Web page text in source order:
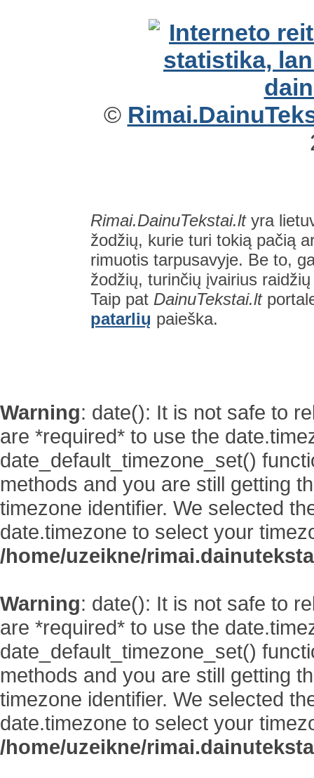
©
Rimai.DainuTekstai.ltyra
žodžių, kurie turi tokią pačią
rimuotis tarpusavyje. Be to,
žodžių, turinčių įvairius
Taip pat DainuTekstai.lt
patarlių paieška.
Warning: date(): It is not safe to
are *required* to use the
date_default_timezone_set()
methods and you are still getting
timezone identifier. We selected
date.timezone to select your
/home/uzeikne/
Warning: date(): It is not safe to
are *required* to use the
date_default_timezone_set()
methods and you are still getting
timezone identifier. We selected
date.timezone to select your
/home/uzeikne/